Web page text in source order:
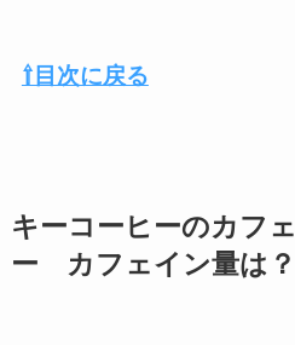
⇧目次に戻る
キーコーヒーのカフ
ー カフェイン量は？